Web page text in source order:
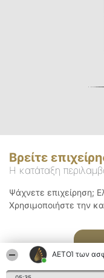
ΑΕΤΟΊ των
Βρείτε
Η κατάταξη
Ψάχνετε επιχείρηση;
Χρησιμοποιήστε την